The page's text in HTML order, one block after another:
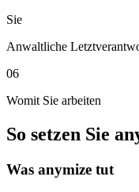
Sie
Anwaltliche
06
Womit Sie arbeiten
So setzen Sie
Was anymize tut